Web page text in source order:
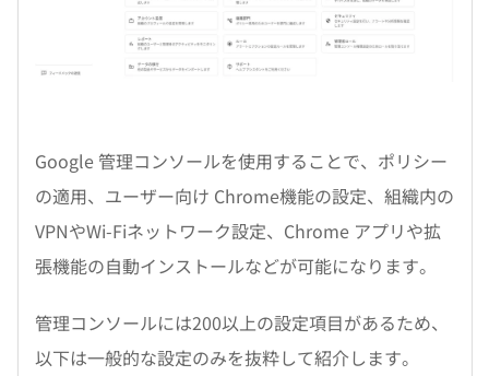
Google 管理コンソールを使用することで、ポリシー
の適用、ユーザー向け Chrome機能の設定、組織内の
VPNやWi-Fiネットワーク設定、Chrome アプリや拡
張機能の自動インストールなどが可能になります。
管理コンソールには200以上の設定項目があるため、
以下は一般的な設定のみを抜粋して紹介します。